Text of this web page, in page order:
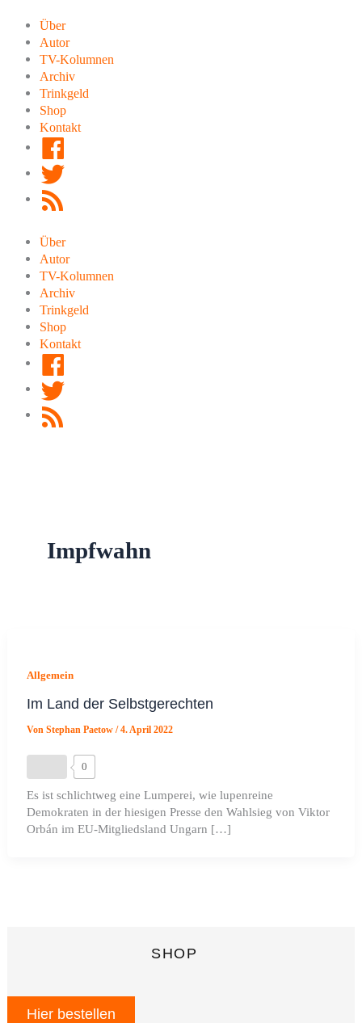
Inhalt
springen
Über
Autor
TV-Kolumnen
Archiv
Trinkgeld
Shop
Kontakt
Über
Autor
TV-Kolumnen
Archiv
Trinkgeld
Shop
Kontakt
Impfwahn
Allgemein
Im Land der Selbstgerechten
VonStephan Paetow/4. April 2022
0
Es ist schlichtweg eine Lumperei, wie lupenreine
Demokraten in der hiesigen Presse den Wahlsieg von Viktor
Orbán im EU-Mitgliedsland Ungarn […]
SHOP
Hier bestellen